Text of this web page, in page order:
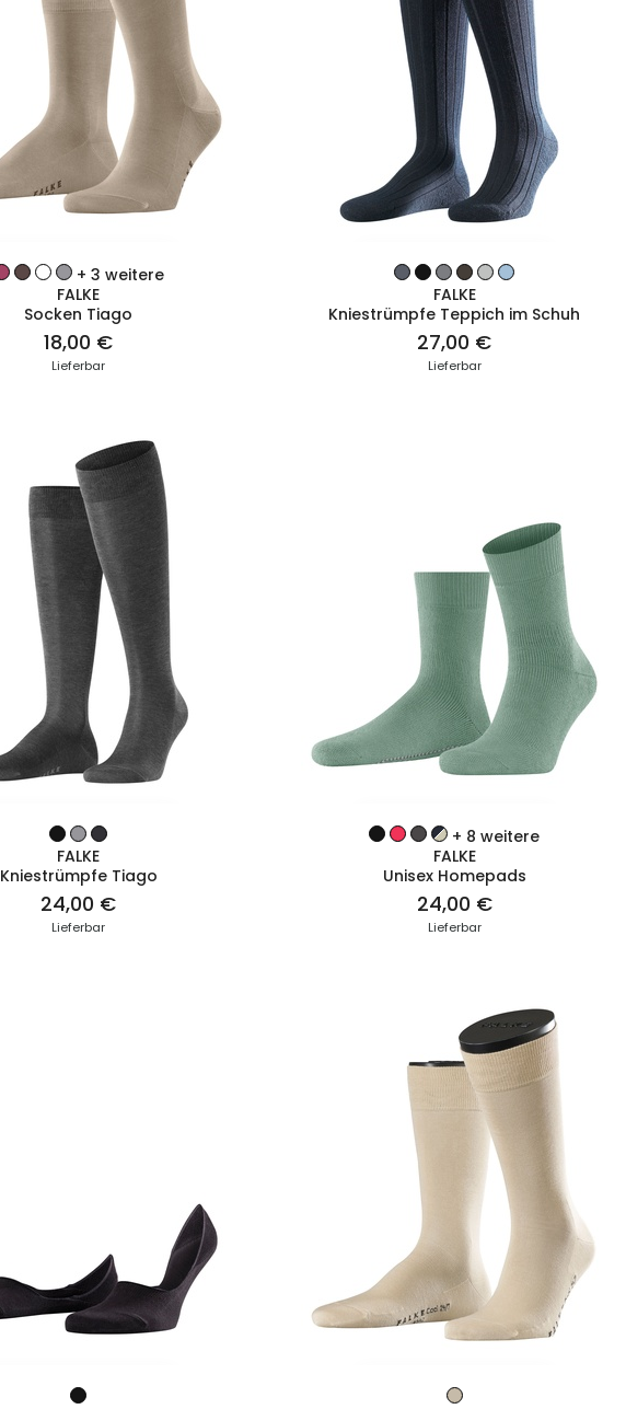
ZUM PRODUKT
+ 3 weitere
FALKE
Socken Tiago
18,00 €
Lieferbar
ZUM PRODUKT
FALKE
Kniestrümpfe Teppich im Schuh
27,00 €
Lieferbar
ZUM PRODUKT
FALKE
Kniestrümpfe Tiago
24,00 €
Lieferbar
ZUM PRODUKT
+ 8 weitere
FALKE
Unisex Homepads
24,00 €
Lieferbar
ZUM PRODUKT ZUM PRODUKT